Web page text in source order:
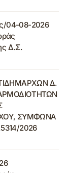
04-08-2026
Δ.Σ.
Δ.
ΣΥΜΦΩΝΑ
2026